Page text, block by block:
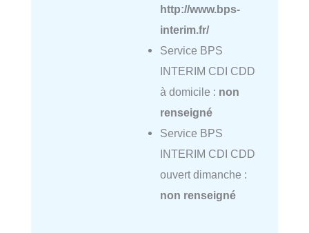
http://www.bps-
interim.fr/
Service BPS
INTERIM CDI CDD
à domicile : non
renseigné
Service BPS
INTERIM CDI CDD
ouvert dimanche :
non renseigné